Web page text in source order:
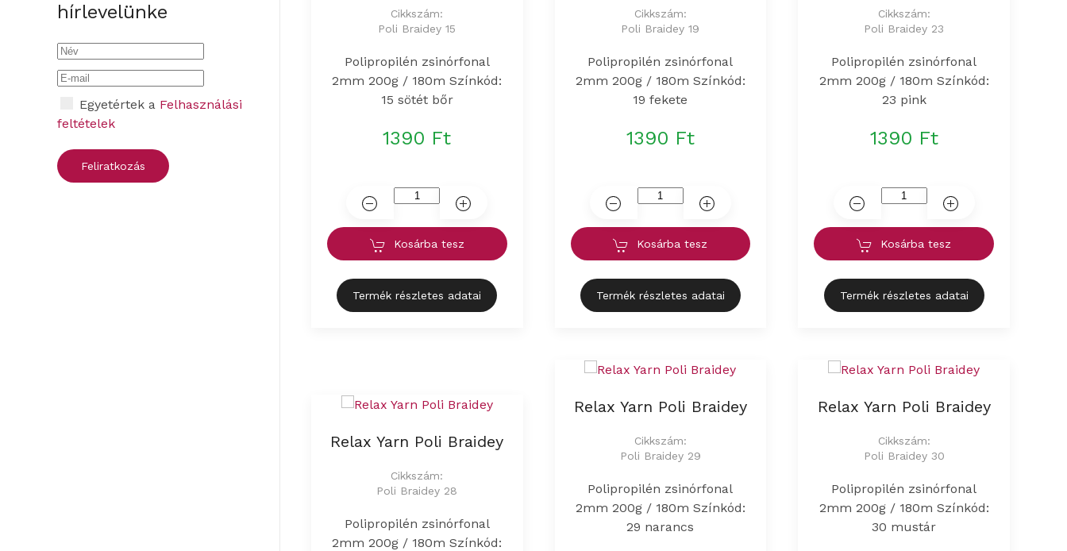
hírlevelünke
Egyetértek a Felhasználási
feltételek
Cikkszám:
Poli Braidey 15
Polipropilén zsinórfonal
2mm 200g / 180m Színkód:
15 sötét bőr
1390 Ft
Kosárba tesz
Termék részletes adatai
Cikkszám:
Poli Braidey 19
Polipropilén zsinórfonal
2mm 200g / 180m Színkód:
19 fekete
1390 Ft
Kosárba tesz
Termék részletes adatai
Cikkszám:
Poli Braidey 23
Polipropilén zsinórfonal
2mm 200g / 180m Színkód:
23 pink
1390 Ft
Kosárba tesz
Termék részletes adatai
Relax Yarn Poli Braidey
Cikkszám:
Poli Braidey 28
Polipropilén zsinórfonal
2mm 200g / 180m Színkód:
Relax Yarn Poli Braidey
Cikkszám:
Poli Braidey 29
Polipropilén zsinórfonal
2mm 200g / 180m Színkód:
29 narancs
Relax Yarn Poli Braidey
Cikkszám:
Poli Braidey 30
Polipropilén zsinórfonal
2mm 200g / 180m Színkód:
30 mustár